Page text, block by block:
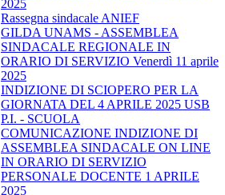
2025
Rassegna sindacale ANIEF
GILDA UNAMS - ASSEMBLEA
SINDACALE REGIONALE IN
ORARIO DI SERVIZIO Venerdì 11 aprile
2025
INDIZIONE DI SCIOPERO PER LA
GIORNATA DEL 4 APRILE 2025 USB
P.I. - SCUOLA
COMUNICAZIONE INDIZIONE DI
ASSEMBLEA SINDACALE ON LINE
IN ORARIO DI SERVIZIO
PERSONALE DOCENTE 1 APRILE
2025